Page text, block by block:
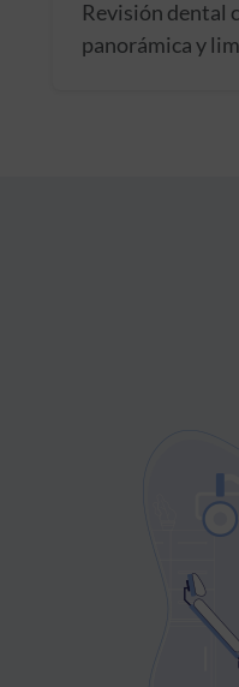
Revisión dental
panorámica y